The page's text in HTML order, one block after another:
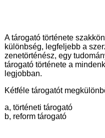
A tárogató története
különbség, legfeljebb a
zenetörténész, egy
tárogató története a
legjobban.
Kétféle tárogatót
a, történeti tárogató
b, reform tárogató